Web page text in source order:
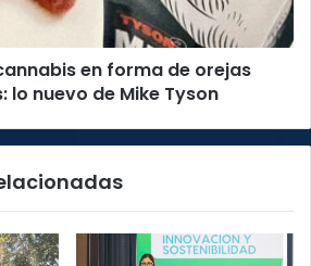
en forma de orejas
lo nuevo de Mike Tyson